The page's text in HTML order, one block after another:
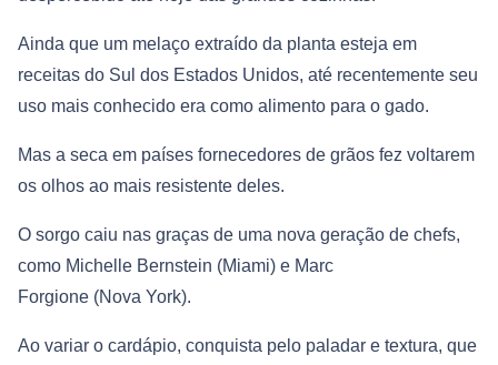
Ainda que um melaço extraído da planta esteja em
receitas do Sul dos Estados Unidos, até recentemente seu
uso mais conhecido era como alimento para o gado.
Mas a seca em países fornecedores de grãos fez voltarem
os olhos ao mais resistente deles.
O sorgo caiu nas graças de uma nova geração de chefs,
como Michelle Bernstein (Miami) e Marc
Forgione (Nova York).
Ao variar o cardápio, conquista pelo paladar e textura, que